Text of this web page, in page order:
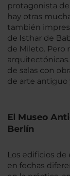
protagonista
hay otras
también
de Isthar de
de Mileto. Pero
de salas con
de arte antiguo
El Museo
Berlín
Los edificios
en fechas